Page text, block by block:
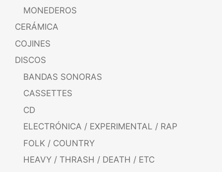
MONEDEROS
CERÁMICA
COJINES
DISCOS
BANDAS SONORAS
CASSETTES
CD
ELECTRÓNICA / EXPERIMENTAL / RAP
FOLK / COUNTRY
HEAVY / THRASH / DEATH / ETC